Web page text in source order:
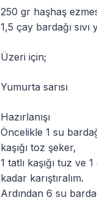
250 gr haşhaş
1,5 çay bardağı sıvı
Üzeri için;
Yumurta sarısı
Hazırlanışı
Öncelikle 1 su
kaşığı toz şeker,
1 tatlı kaşığı tuz ve
kadar karıştıralım.
Ardından 6 su